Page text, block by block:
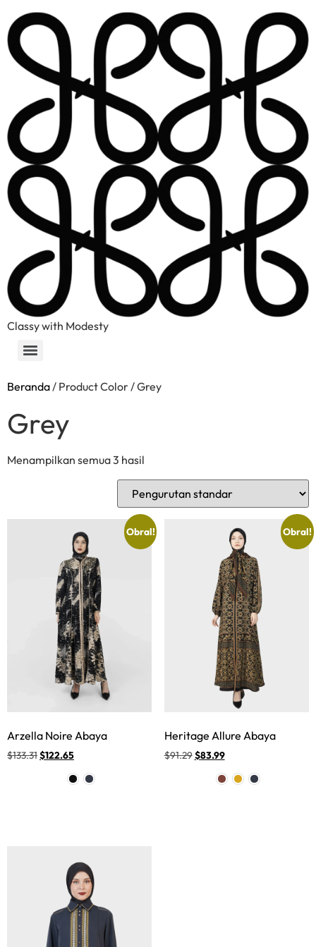
Classy with Modesty
Beranda / Product Color / Grey
Grey
Menampilkan semua 3 hasil
Obral!
Arzella Noire Abaya
$133.31$122.65
Obral!
Heritage Allure Abaya
$91.29$83.99